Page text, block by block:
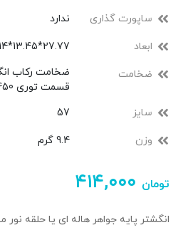
ساپورت گذاری ندارد
ابعاد 27.77*13.45*22.14 میلمتر
ضخامت
قسمت توری 450 میکرون است.
سایز
57
وزن 9.4 گرم
۴۱۴,۰۰۰ تومان